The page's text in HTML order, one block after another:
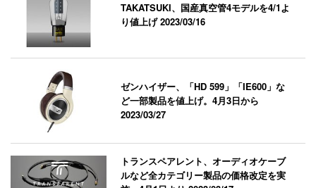
TAKATSUKI、国産真空管4モデルを4/1よ
り値上げ2023/03/16
ゼンハイザー、「HD 599」「IE600」な
ど一部製品を値上げ。4月3日から
2023/03/27
トランスペアレント、オーディオケーブ
ルなど全カテゴリー製品の価格改定を実